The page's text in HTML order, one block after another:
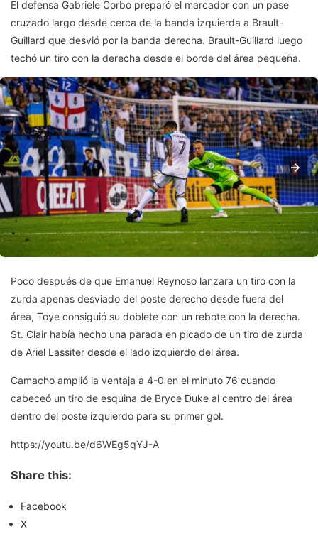
El defensa Gabriele Corbo preparó el marcador con un pase
cruzado largo desde cerca de la banda izquierda a Brault-
Guillard que desvió por la banda derecha. Brault-Guillard luego
techó un tiro con la derecha desde el borde del área pequeña.
Poco después de que Emanuel Reynoso lanzara un tiro con la
zurda apenas desviado del poste derecho desde fuera del
área, Toye consiguió su doblete con un rebote con la derecha.
St. Clair había hecho una parada en picado de un tiro de zurda
de Ariel Lassiter desde el lado izquierdo del área.
Camacho amplió la ventaja a 4-0 en el minuto 76 cuando
cabeceó un tiro de esquina de Bryce Duke al centro del área
dentro del poste izquierdo para su primer gol.
https://youtu.be/d6WEg5qYJ-A
Share this:
Facebook
X